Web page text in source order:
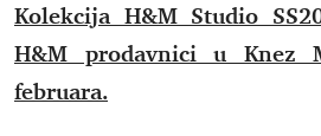
Kolekcija H&M Studio
H&M prodavnici u Knez
februara.